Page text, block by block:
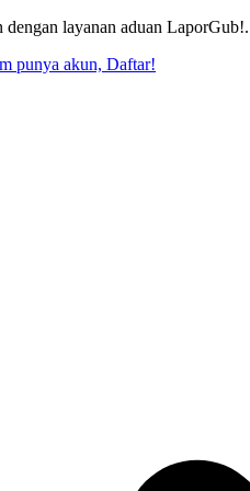
layanan aduan LaporGub!.
punya akun, Daftar!